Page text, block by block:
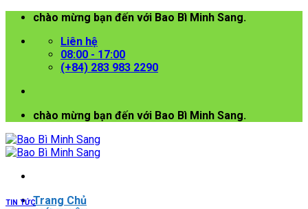
chào mừng bạn đến với Bao Bì Minh Sang.
Liên hệ
08:00 - 17:00
(+84) 283 983 2290
chào mừng bạn đến với Bao Bì Minh Sang.
Trang Chủ
TIN TỨC